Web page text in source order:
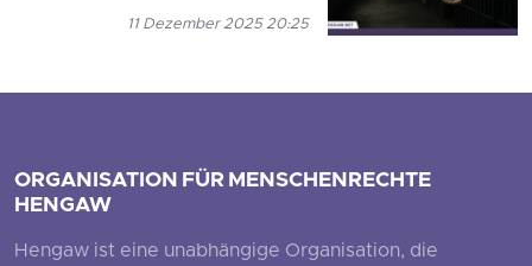
11 Dezember 2025 20:25
ORGANISATION FÜR MENSCHENRECHTE
HENGAW
Hengaw ist eine unabhängige Organisation, die